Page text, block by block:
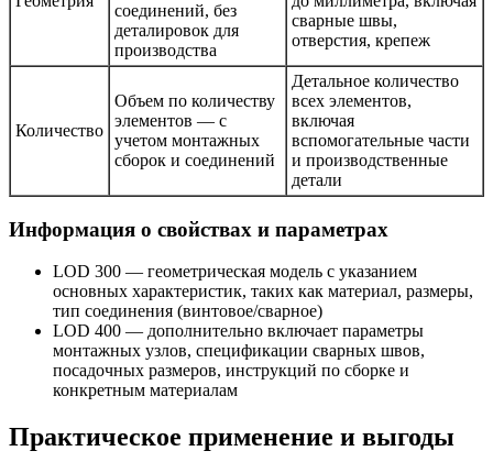
соединений, без
деталировок для
производства
сварные швы,
отверстия, крепеж
Количество
Объем по количеству
элементов — с
учетом монтажных
сборок и соединений
Детальное количество
всех элементов,
включая
вспомогательные части
и производственные
детали
Информация о свойствах и параметрах
LOD 300 — геометрическая модель с указанием
основных характеристик, таких как материал, размеры,
тип соединения (винтовое/сварное)
LOD 400 — дополнительно включает параметры
монтажных узлов, спецификации сварных швов,
посадочных размеров, инструкций по сборке и
конкретным материалам
Практическое применение и выгоды